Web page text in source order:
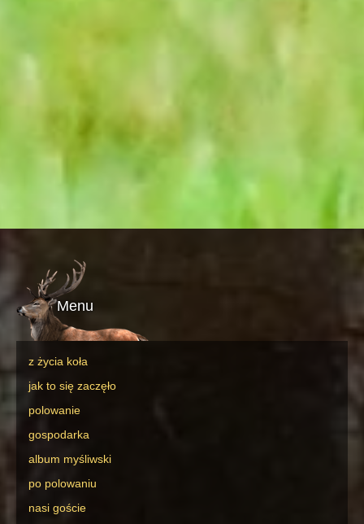
Menu
z życia koła
jak to się zaczęło
polowanie
gospodarka
album myśliwski
po polowaniu
nasi goście